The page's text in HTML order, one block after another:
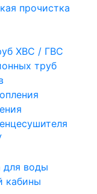
прочистка
ХВС / ГВС
труб
для воды
кабины